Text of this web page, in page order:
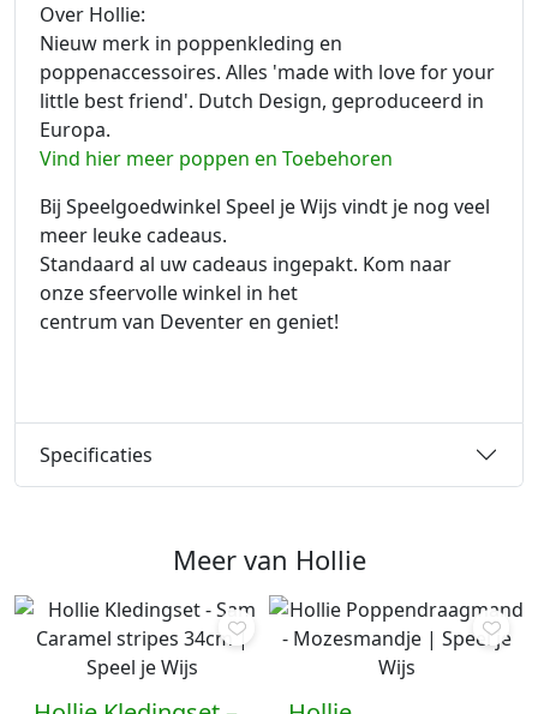
Over Hollie:
Nieuw merk in poppenkleding en
poppenaccessoires. Alles 'made with love for your
little best friend'. Dutch Design, geproduceerd in
Europa.
Vind hier meer poppen en Toebehoren
Bij Speelgoedwinkel Speel je Wijs vindt je nog veel
meer leuke cadeaus.
Standaard al uw cadeaus ingepakt. Kom naar
onze sfeervolle winkel in het
centrum van Deventer en geniet!
Specificaties
Meer van Hollie